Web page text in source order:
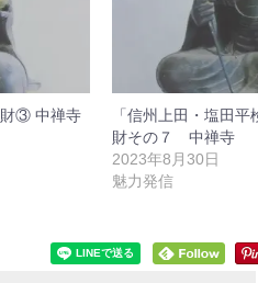
財③ 中禅寺
「信州上田・塩田
財その７ 中禅寺
2023年8月30日
魅力発信